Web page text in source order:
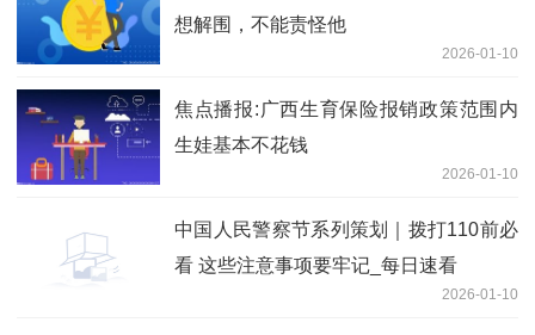
想解围，不能责怪他
2026-01-10
焦点播报:广西生育保险报销政策范围内
生娃基本不花钱
2026-01-10
中国人民警察节系列策划｜拨打110前必
看 这些注意事项要牢记_每日速看
2026-01-10